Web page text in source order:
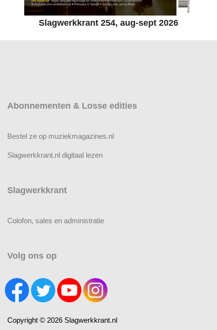
Slagwerkkrant 254, aug-sept 2026
Abonnementen & Losse edities
Bestel ze op muziekmagazines.nl
Slagwerkkrant.nl digitaal lezen
Slagwerkkrant
Colofon, sales en administratie
Volg ons op
Copyright © 2026 Slagwerkkrant.nl